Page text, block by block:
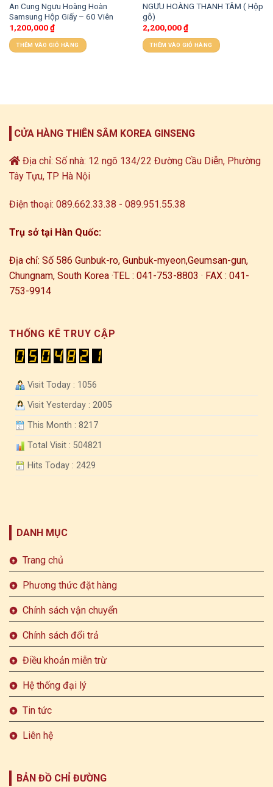
An Cung Ngưu Hoàng Hoàn
Samsung Hộp Giấy – 60 Viên
1,200,000₫
THÊM VÀO GIỎ HÀNG
NGƯU HOÀNG THANH TÂM ( Hộp
gỗ)
2,200,000₫
THÊM VÀO GIỎ HÀNG
CỬA HÀNG THIÊN SÂM KOREA GINSENG
Địa chỉ: Số nhà: 12 ngõ 134/22 Đường Cầu Diễn, Phường
Tây Tựu, TP Hà Nội
Điện thoại: 089.662.33.38 - 089.951.55.38
Trụ sở tại Hàn Quốc:
Địa chỉ: Số 586 Gunbuk-ro, Gunbuk-myeon,Geumsan-gun,
Chungnam, South Korea ·TEL : 041-753-8803 · FAX : 041-
753-9914
THỐNG KÊ TRUY CẬP
Visit Today : 1056
Visit Yesterday : 2005
This Month : 8217
Total Visit : 504821
Hits Today : 2429
DANH MỤC
Trang chủ
Phương thức đặt hàng
Chính sách vận chuyển
Chính sách đổi trả
Điều khoản miễn trừ
Hệ thống đại lý
Tin tức
Liên hệ
BẢN ĐỒ CHỈ ĐƯỜNG